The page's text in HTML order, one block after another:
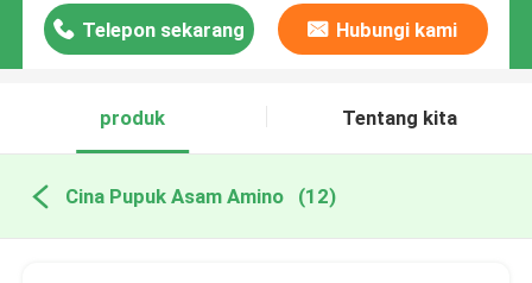
Telepon sekarang Hubungi kami
produk Tentang kita
Cina Pupuk Asam Amino (12)